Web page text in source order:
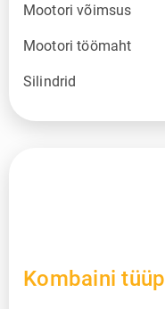
Mootori võimsus
Mootori töömaht
Silindrid
Kombaini tüüp